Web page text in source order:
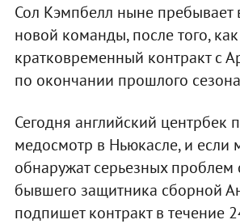
Сол Кэмпбелл ныне пребывает
новой команды, после того, как
кратковременный контракт с
по окончании прошлого
Сегодня английский центрбек
медосмотр в Ньюкасле, и если
обнаружат серьезных проблем
бывшего защитника сборной
подпишет контракт в течение